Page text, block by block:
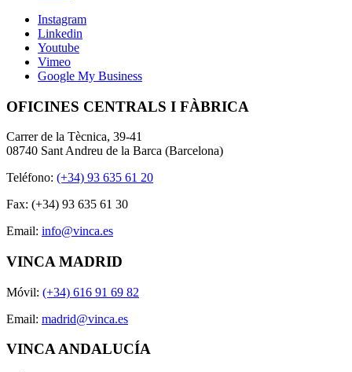
Instagram
Linkedin
Youtube
Vimeo
Google My Business
OFICINES CENTRALS I FÀBRICA
Carrer de la Tècnica, 39-41
08740 Sant Andreu de la Barca (Barcelona)
Teléfono: (+34) 93 635 61 20
Fax: (+34) 93 635 61 30
Email: info@vinca.es
VINCA MADRID
Móvil: (+34) 616 91 69 82
Email: madrid@vinca.es
VINCA ANDALUCÍA